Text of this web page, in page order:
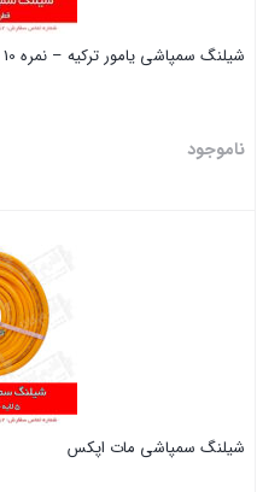
شیلنگ سمپاشی یامور ترکیه – نمره 10
ناموجود
شیلنگ سمپاشی مات اپکس